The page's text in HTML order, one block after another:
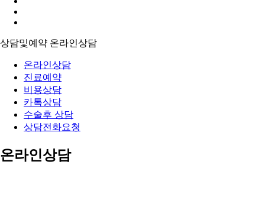
상담및예약 온라인상담
온라인상담
진료예약
비용상담
카톡상담
수술후 상담
상담전화요청
온라인상담